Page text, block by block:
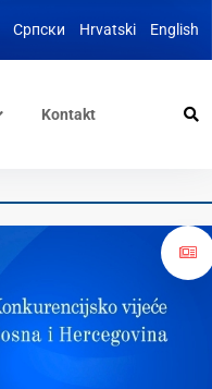
Српски Hrvatski English
Kontakt